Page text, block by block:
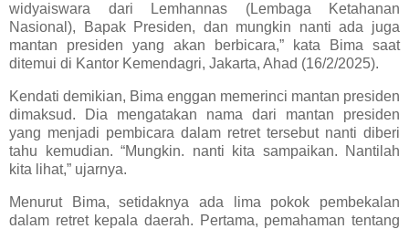
widyaiswara dari Lemhannas (Lembaga Ketahanan
Nasional), Bapak Presiden, dan mungkin nanti ada juga
mantan presiden yang akan berbicara,” kata Bima saat
ditemui di Kantor Kemendagri, Jakarta, Ahad (16/2/2025).
Kendati demikian, Bima enggan memerinci mantan presiden
dimaksud. Dia mengatakan nama dari mantan presiden
yang menjadi pembicara dalam retret tersebut nanti diberi
tahu kemudian. “Mungkin. nanti kita sampaikan. Nantilah
kita lihat,” ujarnya.
Menurut Bima, setidaknya ada lima pokok pembekalan
dalam retret kepala daerah. Pertama, pemahaman tentang